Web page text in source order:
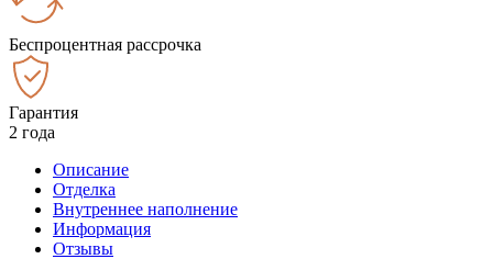
Беспроцентная рассрочка
Гарантия
2 года
Описание
Отделка
Внутреннее наполнение
Информация
Отзывы